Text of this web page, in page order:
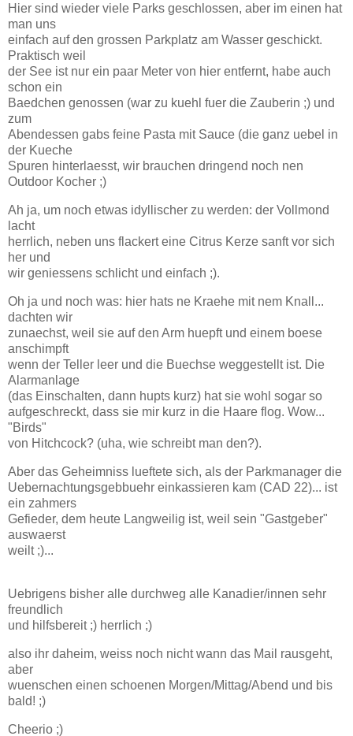
Hier sind wieder viele Parks geschlossen, aber im einen hat
man uns
einfach auf den grossen Parkplatz am Wasser geschickt.
Praktisch weil
der See ist nur ein paar Meter von hier entfernt, habe auch
schon ein
Baedchen genossen (war zu kuehl fuer die Zauberin ;) und
zum
Abendessen gabs feine Pasta mit Sauce (die ganz uebel in
der Kueche
Spuren hinterlaesst, wir brauchen dringend noch nen
Outdoor Kocher ;)
Ah ja, um noch etwas idyllischer zu werden: der Vollmond
lacht
herrlich, neben uns flackert eine Citrus Kerze sanft vor sich
her und
wir geniessens schlicht und einfach ;).
Oh ja und noch was: hier hats ne Kraehe mit nem Knall...
dachten wir
zunaechst, weil sie auf den Arm huepft und einem boese
anschimpft
wenn der Teller leer und die Buechse weggestellt ist. Die
Alarmanlage
(das Einschalten, dann hupts kurz) hat sie wohl sogar so
aufgeschreckt, dass sie mir kurz in die Haare flog. Wow...
"Birds"
von Hitchcock? (uha, wie schreibt man den?).
Aber das Geheimniss lueftete sich, als der Parkmanager die
Uebernachtungsgebbuehr einkassieren kam (CAD 22)... ist
ein zahmers
Gefieder, dem heute Langweilig ist, weil sein "Gastgeber"
auswaerst
weilt ;)...
Uebrigens bisher alle durchweg alle Kanadier/innen sehr
freundlich
und hilfsbereit ;) herrlich ;)
also ihr daheim, weiss noch nicht wann das Mail rausgeht,
aber
wuenschen einen schoenen Morgen/Mittag/Abend und bis
bald! ;)
Cheerio ;)